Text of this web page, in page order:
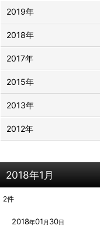
2018年1月
2件
2018年01 月 30日
2019年
2018年
2017年
2015年
2013年
2012年